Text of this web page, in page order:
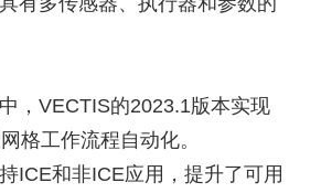
，VECTIS的2023.1版本实现
格工作流程自动化。
ICE和非ICE应用，提升了可用